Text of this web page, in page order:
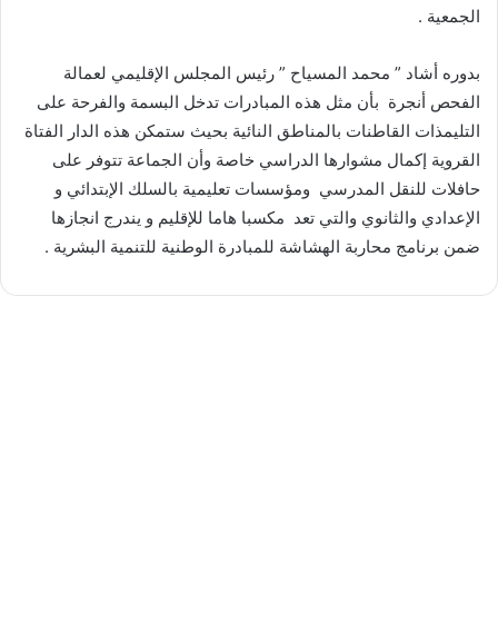
الجمعية .
بدوره أشاد ” محمد المسياح ” رئيس المجلس الإقليمي لعمالة
الفحص أنجرة بأن مثل هذه المبادرات تدخل البسمة والفرحة على
التليمذات القاطنات بالمناطق النائية بحيث ستمكن هذه الدار الفتاة
القروية إكمال مشوارها الدراسي خاصة وأن الجماعة تتوفر على
حافلات للنقل المدرسي ومؤسسات تعليمية بالسلك الإبتدائي و
الإعدادي والثانوي والتي تعد مكسبا هاما للإقليم و يندرج انجازها
ضمن برنامج محاربة الهشاشة للمبادرة الوطنية للتنمية البشرية .